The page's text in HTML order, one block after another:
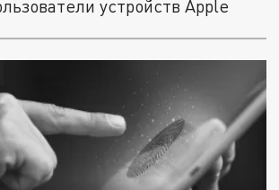
сообщили пользователи устройств Apple